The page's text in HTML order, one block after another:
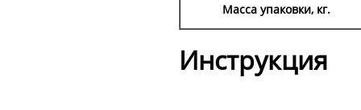
Масса упаковки, кг.
Инструкция